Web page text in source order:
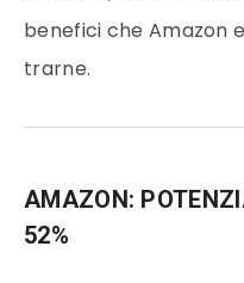
benefici che Amazon
trarne.
AMAZON:
52%